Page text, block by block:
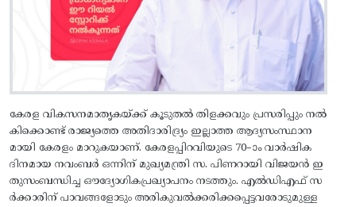
കേരള വികസനമാതൃകയ്‌ക്ക് കൂടുതൽ തിളക്കവും പ്രസരിപ്പും നൽ
കിക്കൊണ്ട് രാജ്യത്തെ അതിദാരിദ്ര്യം ഇല്ലാത്ത ആദ്യസംസ്ഥാന
മായി കേരളം മാറുകയാണ്. കേരളപ്പിറവിയുടെ 70–ാം വാർഷിക
ദിനമായ നവംബർ ഒന്നിന് മുഖ്യമന്ത്രി സ. പിണറായി വിജയൻ ഇ
തുസംബന്ധിച്ച ഔദ്യോഗികപ്രഖ്യാപനം നടത്തും. എൽഡിഎഫ് സ
ർക്കാരിന് പാവങ്ങളോടും അരികുവൽക്കരിക്കപ്പെട്ടവരോടുമുള്ള